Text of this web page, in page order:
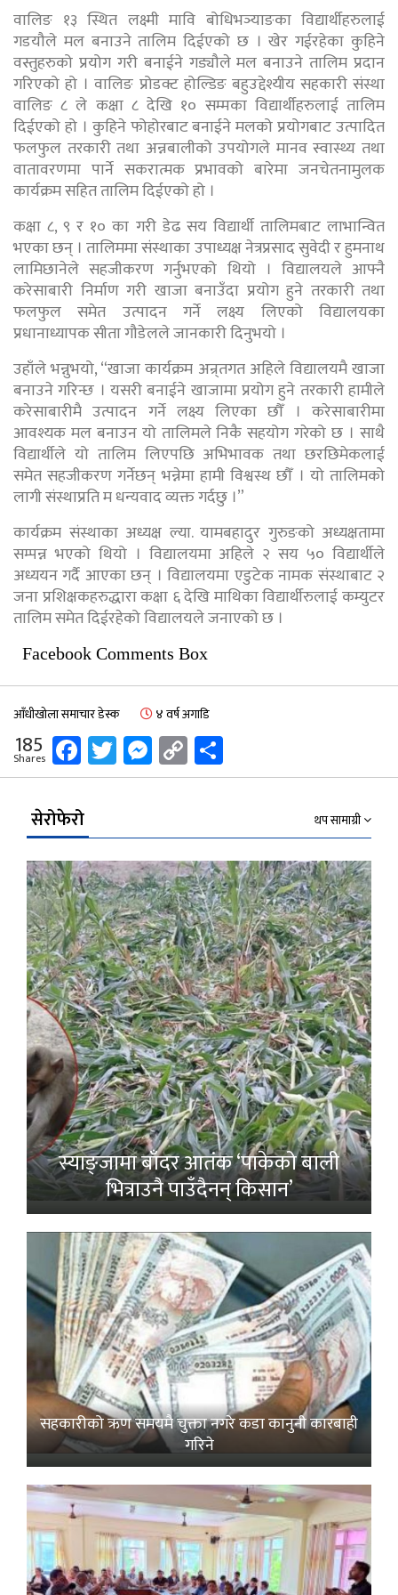
वालिङ १३ स्थित लक्ष्मी मावि बोधिभञ्याङका विद्यार्थीहरुलाई
गडयौले मल बनाउने तालिम दिईएको छ । खेर गईरहेका कुहिने
वस्तुहरुको प्रयोग गरी बनाईने गड्यौले मल बनाउने तालिम प्रदान
गरिएको हो । वालिङ प्रोडक्ट होल्डिङ बहुउद्देश्यीय सहकारी संस्था
वालिङ ८ ले कक्षा ८ देखि १० सम्मका विद्यार्थीहरुलाई तालिम
दिईएको हो । कुहिने फोहोरबाट बनाईने मलको प्रयोगबाट उत्पादित
फलफुल तरकारी तथा अन्नबालीको उपयोगले मानव स्वास्थ्य तथा
वातावरणमा पार्ने सकरात्मक प्रभावको बारेमा जनचेतनामुलक
कार्यक्रम सहित तालिम दिईएको हो ।
कक्षा ८, ९ र १० का गरी डेढ सय विद्यार्थी तालिमबाट लाभान्वित
भएका छन् । तालिममा संस्थाका उपाध्यक्ष नेत्रप्रसाद सुवेदी र हुमनाथ
लामिछानेले सहजीकरण गर्नुभएको थियो । विद्यालयले आफ्नै
करेसाबारी निर्माण गरी खाजा बनाउँदा प्रयोग हुने तरकारी तथा
फलफुल समेत उत्पादन गर्ने लक्ष्य लिएको विद्यालयका
प्रधानाध्यापक सीता गौडेलले जानकारी दिनुभयो ।
उहाँले भन्नुभयो, “खाजा कार्यक्रम अन्र्तगत अहिले विद्यालयमै खाजा
बनाउने गरिन्छ । यसरी बनाईने खाजामा प्रयोग हुने तरकारी हामीले
करेसाबारीमै उत्पादन गर्ने लक्ष्य लिएका छौँ । करेसाबारीमा
आवश्यक मल बनाउन यो तालिमले निकै सहयोग गरेको छ । साथै
विद्यार्थीले यो तालिम लिएपछि अभिभावक तथा छरछिमेकलाई
समेत सहजीकरण गर्नेछन् भन्नेमा हामी विश्वस्थ छौँ । यो तालिमको
लागी संस्थाप्रति म धन्यवाद व्यक्त गर्दछु ।”
कार्यक्रम संस्थाका अध्यक्ष ल्या. यामबहादुर गुरुङको अध्यक्षतामा
सम्पन्न भएको थियो । विद्यालयमा अहिले २ सय ५० विद्यार्थीले
अध्ययन गर्दै आएका छन् । विद्यालयमा एडुटेक नामक संस्थाबाट २
जना प्रशिक्षकहरुद्धारा कक्षा ६ देखि माथिका विद्यार्थीरुलाई कम्युटर
तालिम समेत दिईरहेको विद्यालयले जनाएको छ ।
Facebook Comments Box
आँधीखोला समाचार डेस्क ४ वर्ष अगाडि
185
Shares Facebook
Twitter
Messenger
Copy
Link
सेरोफेरो थप सामाग्री
स्याङ्जामा बाँदर आतंक ‘पाकेको बाली
भित्राउनै पाउँदैनन् किसान’
सहकारीको ऋण समयमै चुक्ता नगरे कडा कानुनी कारबाही
गरिने